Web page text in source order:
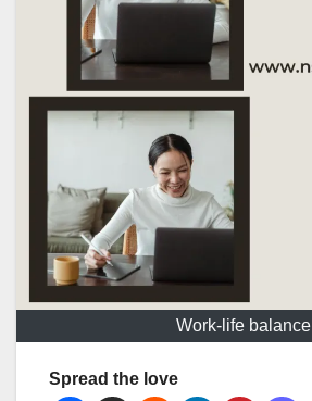
Work-life balance
Spread the love